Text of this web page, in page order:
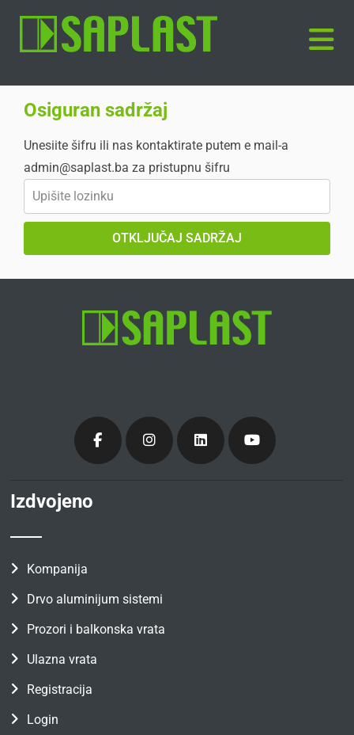
Osiguran sadržaj
Unesiite šifru ili nas kontaktirate putem e mail-a
admin@saplast.ba za pristupnu šifru
OTKLJUČAJ SADRŽAJ
Izdvojeno
Kompanija
Drvo aluminijum sistemi
Prozori i balkonska vrata
Ulazna vrata
Registracija
Login